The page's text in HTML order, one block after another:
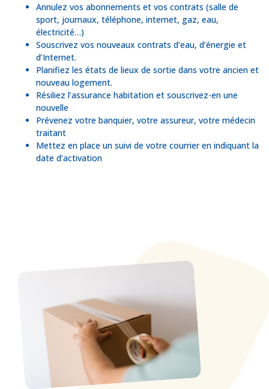
Annulez vos abonnements et vos contrats (salle de
sport, journaux, téléphone, internet, gaz, eau,
électricité…)
Souscrivez vos nouveaux contrats d’eau, d’énergie et
d’Internet.
Planifiez les états de lieux de sortie dans votre ancien et
nouveau logement.
Résiliez l’assurance habitation et souscrivez-en une
nouvelle
Prévenez votre banquier, votre assureur, votre médecin
traitant
Mettez en place un suivi de votre courrier en indiquant la
date d’activation